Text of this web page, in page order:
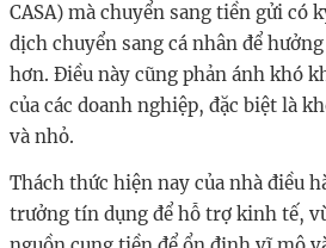
CASA) mà chuyển sang tiền gửi có
dịch chuyển sang cá nhân để
hơn. Điều này cũng phản ánh khó
của các doanh nghiệp, đặc biệt là
và nhỏ.
Thách thức hiện nay của nhà điều
trưởng tín dụng để hỗ trợ kinh tế,